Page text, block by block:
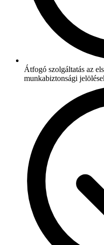
Átfogó szolgáltatás az
munkabiztonsági